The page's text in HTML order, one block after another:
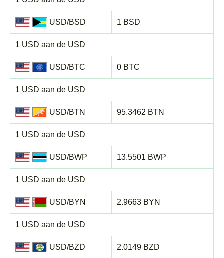
USD/BSD
1 USD aan de USD
1 BSD
USD/BTC
1 USD aan de USD
0 BTC
USD/BTN
1 USD aan de USD
95.3462 BTN
USD/BWP
1 USD aan de USD
13.5501 BWP
USD/BYN
1 USD aan de USD
2.9663 BYN
USD/BZD 2.0149 BZD